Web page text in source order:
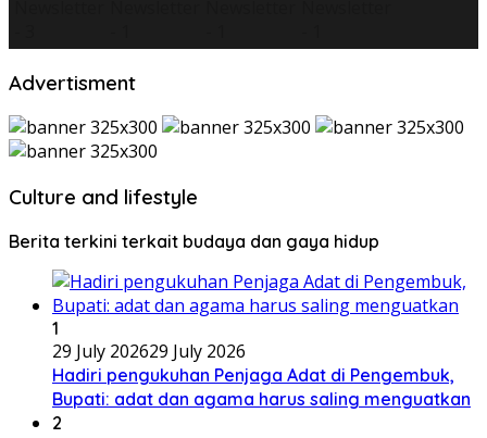
Advertisment
Culture and lifestyle
Berita terkini terkait budaya dan gaya hidup
1
29 July 202629 July 2026
Hadiri pengukuhan Penjaga Adat di Pengembuk,
Bupati: adat dan agama harus saling menguatkan
2